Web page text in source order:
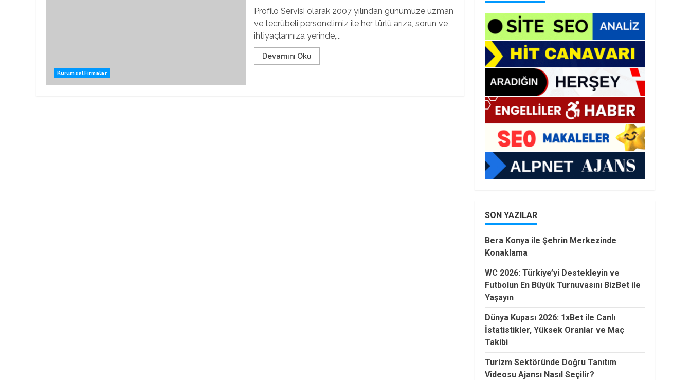
Kurumsal Firmalar
Profilo Servisi olarak 2007 yılından günümüze uzman
ve tecrübeli personelimiz ile her türlü arıza, sorun ve
ihtiyaçlarınıza yerinde,...
Devamını Oku
SON YAZILAR
Bera Konya ile Şehrin Merkezinde
Konaklama
WC 2026: Türkiye’yi Destekleyin ve
Futbolun En Büyük Turnuvasını BizBet ile
Yaşayın
Dünya Kupası 2026: 1xBet ile Canlı
İstatistikler, Yüksek Oranlar ve Maç
Takibi
Turizm Sektöründe Doğru Tanıtım
Videosu Ajansı Nasıl Seçilir?